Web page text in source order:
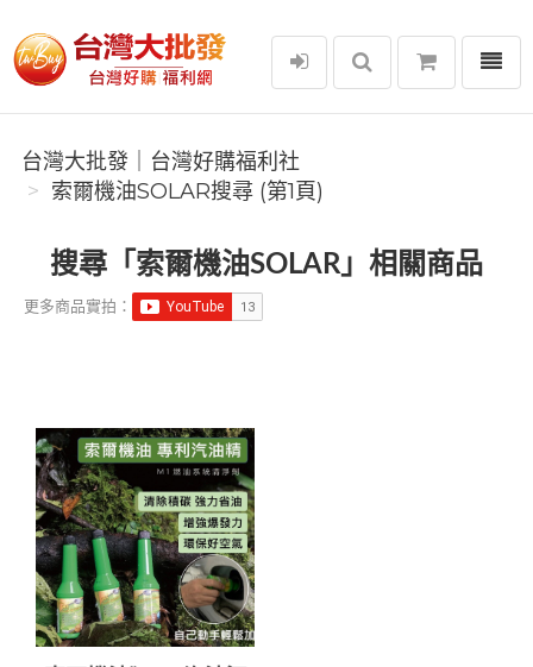
台灣大批發｜台灣好購福利社
選單
台灣大批發｜台灣好購福利社
索爾機油SOLAR搜尋 (第1頁)
搜尋「索爾機油SOLAR」相關商品
更多商品實拍：